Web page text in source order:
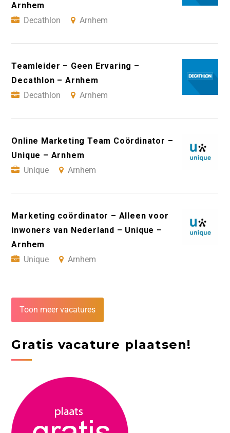
Arnhem
Decathlon
Arnhem
Teamleider – Geen Ervaring –
Decathlon – Arnhem
Decathlon
Arnhem
Online Marketing Team Coördinator –
Unique – Arnhem
Unique
Arnhem
Marketing coördinator – Alleen voor
inwoners van Nederland – Unique –
Arnhem
Unique
Arnhem
Toon meer vacatures
Gratis vacature plaatsen!